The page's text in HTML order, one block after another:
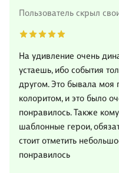
Пользователь скрыл
На удивление очень
устаешь, ибо события
другом. Это бывала моя
колоритом, и это было
понравилось. Также
шаблонные герои,
стоит отметить
понравилось